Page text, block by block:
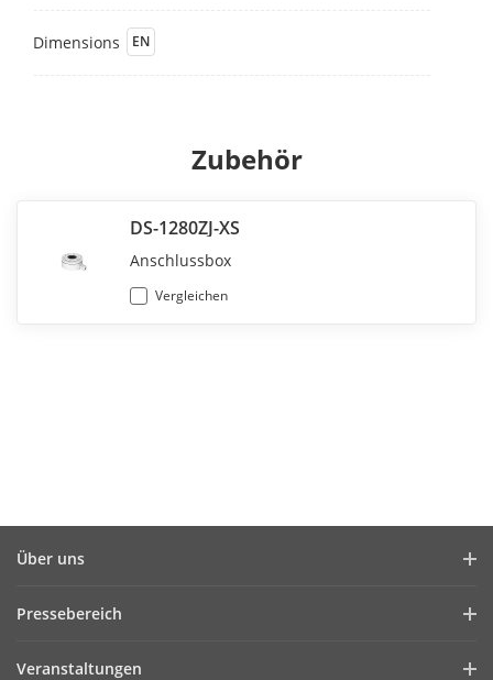
Dimensions EN
Zubehör
DS-1280ZJ-XS
Anschlussbox
Vergleichen
Über uns
Cybersecurity
Pressebereich
Veranstaltungen